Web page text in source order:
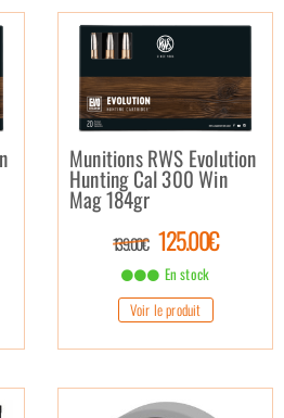
Munitions RWS Evolution
Hunting Cal 300 Win
Mag 184gr
139.00€ 125.00€
En stock
Voir le produit